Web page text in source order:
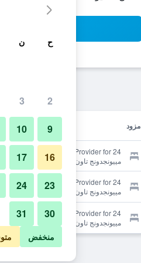
مزود
مييونجدونج تاون
Provider for 24 جيست هاوس
مييونجدونج تاون
Provider for 24 جيست هاوس
مييونجدونج تاون
ح ن
2
3
9
10
16
17
23
24
30
31
منخفض